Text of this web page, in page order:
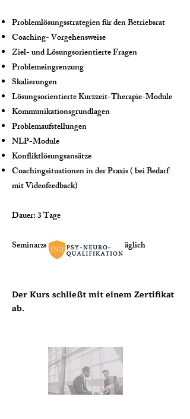
Problemlösungsstrategien für den Betriebsrat
Coaching- Vorgehensweise
Ziel- und Lösungsorientierte Fragen
Problemeingrenzung
Skalierungen
Lösungsorientierte Kurzzeit-Therapie-Module
Kommunikationsgrundlagen
Problemaufstellungen
NLP-Module
Konfliktlösungsansätze
Coachingsituationen in der Praxis ( bei Bedarf
mit Videofeedback)
Dauer: 3 Tage
Seminarzeiten: 9:00- 16:00 Uhr täglich
Der Kurs schließt mit einem Zertifikat
ab.